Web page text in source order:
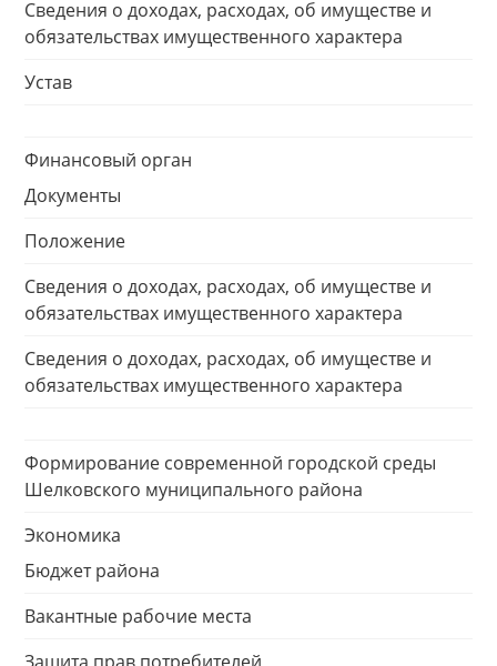
Сведения о доходах, расходах, об имуществе и
обязательствах имущественного характера
Устав
Финансовый орган
Документы
Положение
Сведения о доходах, расходах, об имуществе и
обязательствах имущественного характера
Сведения о доходах, расходах, об имуществе и
обязательствах имущественного характера
Формирование современной городской среды
Шелковского муниципального района
Экономика
Бюджет района
Вакантные рабочие места